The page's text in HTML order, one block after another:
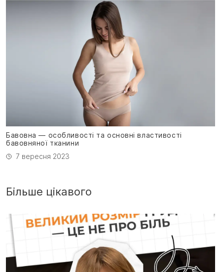
Бавовна — особливості та основні властивості
бавовняної тканини
7 вересня 2023
Більше цікавого